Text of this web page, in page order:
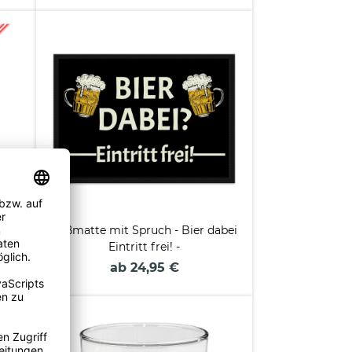
-
Fußmatte mit Spruch - Bier dabei
Eintritt frei! -
ab 24,95 €